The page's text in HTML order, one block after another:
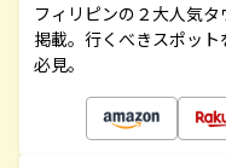
フィリピンの２大人気
掲載。行くべきスポッ
必見。